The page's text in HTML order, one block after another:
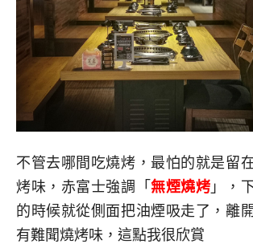
不管去哪間吃燒烤，最怕的就是留
烤味，赤富士強調「無煙燒烤 」，
的時候就從側面把油煙吸走了，離
有難聞燒烤味，這點我很欣賞